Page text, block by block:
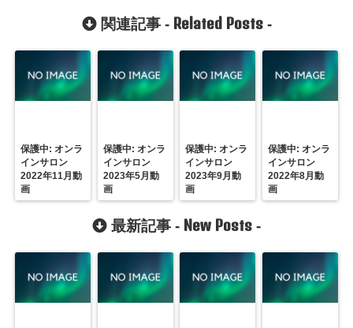
関連記事 - Related Posts-
保護中: オンラ
インサロン
2022年11月動
画
保護中: オンラ
インサロン
2023年5月動
画
保護中: オンラ
インサロン
2023年9月動
画
保護中: オンラ
インサロン
2022年8月動
画
最新記事 - New Posts -